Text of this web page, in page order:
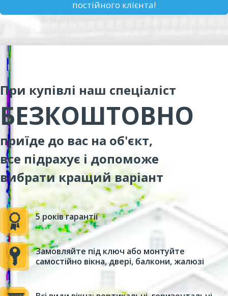
постійного клієнта!
При купівлі наш спеціаліст
БЕЗКОШТОВНО
приїде до вас на об'єкт,
все підрахує і допоможе
вибрати кращий варіант
5 років гарантії
Замовляйте під ключ або монтуйте
самостійно вікна, двері, балкони, жалюзі